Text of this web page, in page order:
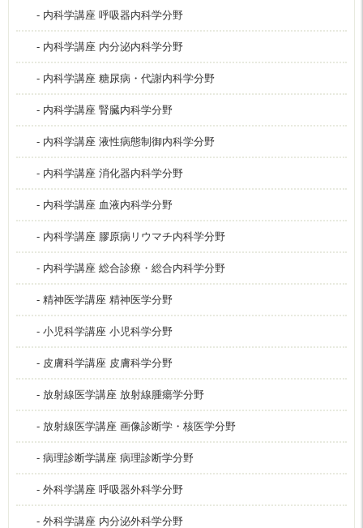
- 内科学講座 呼吸器内科学分野
- 内科学講座 内分泌内科学分野
- 内科学講座 糖尿病・代謝内科学分野
- 内科学講座 腎臓内科学分野
- 内科学講座 液性病態制御内科学分野
- 内科学講座 消化器内科学分野
- 内科学講座 血液内科学分野
- 内科学講座 膠原病リウマチ内科学分野
- 内科学講座 総合診療・総合内科学分野
- 精神医学講座 精神医学分野
- 小児科学講座 小児科学分野
- 皮膚科学講座 皮膚科学分野
- 放射線医学講座 放射線腫瘍学分野
- 放射線医学講座 画像診断学・核医学分野
- 病理診断学講座 病理診断学分野
- 外科学講座 呼吸器外科学分野
- 外科学講座 内分泌外科学分野